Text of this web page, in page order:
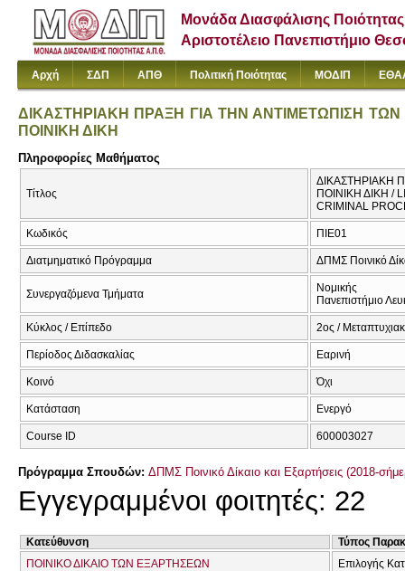
Μονάδα Διασφάλισης Ποιότητας
Αριστοτέλειο Πανεπιστήμιο
Αρχή ΣΔΠ ΑΠΘ Πολιτική Ποιότητας ΜΟΔΙΠ
ΔΙΚΑΣΤΗΡΙΑΚΗ ΠΡΑΞΗ ΓΙΑ ΤΗΝ ΑΝΤΙΜΕΤΩΠΙΣΗ
ΠΟΙΝΙΚΗ ΔΙΚΗ
Πληροφορίες Μαθήματος
Τίτλος
ΔΙΚΑΣΤΗΡΙΑΚΗ
ΠΟΙΝΙΚΗ ΔΙΚΗ /
CRIMINAL
Κωδικός ΠΙΕ01
Διατμηματικό Πρόγραμμα ΔΠΜΣ Ποινικό
Συνεργαζόμενα Τμήματα
Νομικής
Πανεπιστήμιο
Κύκλος / Επίπεδο 2ος /
Περίοδος Διδασκαλίας Εαρινή
Κοινό Όχι
Κατάσταση Ενεργό
Course ID 600003027
Πρόγραμμα Σπουδών: ΔΠΜΣ Ποινικό Δίκαιο και Εξαρτήσεις (2018-
Εγγεγραμμένοι φοιτητές: 22
Κατεύθυνση
Τύπος
ΠΟΙΝΙΚΟ ΔΙΚΑΙΟ ΤΩΝ ΕΞΑΡΤΗΣΕΩΝ
Επιλογής